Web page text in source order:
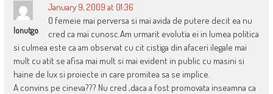
Ionutgo
January 9, 2009 at 01:36
O femeie mai perversa si mai avida de putere decit ea nu
cred ca mai cunosc.Am urmarit evolutia ei in lumea politica
si culmea este ca am observat cu cit cistiga din afaceri ilegale mai
mult cu atit se afisa mai mult si mai evident in public cu masini si
haine de lux si proiecte in care promitea sa se implice.
A convins pe cineva??? Nu cred ,daca a fost promovata inseamna ca